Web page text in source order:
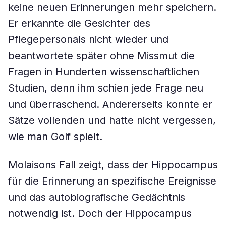
keine neuen Erinnerungen mehr speichern.
Er erkannte die Gesichter des
Pflegepersonals nicht wieder und
beantwortete später ohne Missmut die
Fragen in Hunderten wissenschaftlichen
Studien, denn ihm schien jede Frage neu
und überraschend. Andererseits konnte er
Sätze vollenden und hatte nicht vergessen,
wie man Golf spielt.
Molaisons Fall zeigt, dass der Hippocampus
für die Erinnerung an spezifische Ereignisse
und das autobiografische Gedächtnis
notwendig ist. Doch der Hippocampus